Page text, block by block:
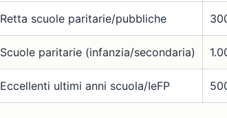
Retta scuole paritarie/pubbliche
Scuole paritarie (infanzia/secondaria)
Eccellenti ultimi anni scuola/IeFP